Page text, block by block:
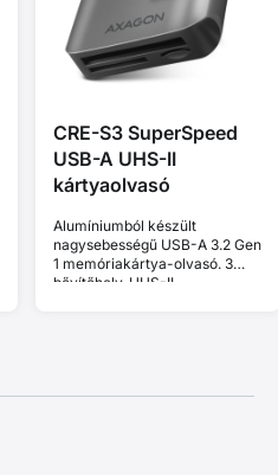
CRE-S3 SuperSpeed
USB-A UHS-II
kártyaolvasó
Alumíniumból készült
nagysebességű USB-A 3.2 Gen
1 memóriakártya-olvasó. 3
bővítőhely, UHS-II.